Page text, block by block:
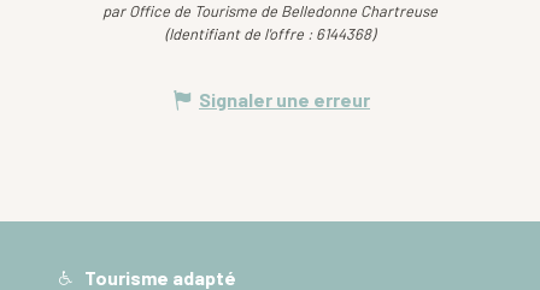
par Office de Tourisme de Belledonne Chartreuse
(Identifiant de l'offre : 6144368)
Signaler une erreur
Tourisme adapté